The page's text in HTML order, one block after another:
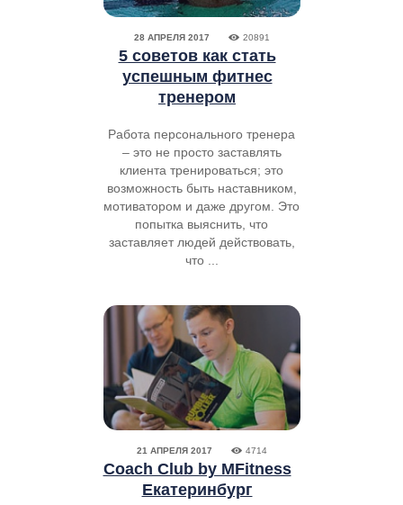
28 АПРЕЛЯ 2017 20891
5 советов как стать
успешным фитнес
тренером
Работа персонального тренера
– это не просто заставлять
клиента тренироваться; это
возможность быть наставником,
мотиватором и даже другом. Это
попытка выяснить, что
заставляет людей действовать,
что ...
21 АПРЕЛЯ 2017 4714
Coach Club by MFitness
Екатеринбург